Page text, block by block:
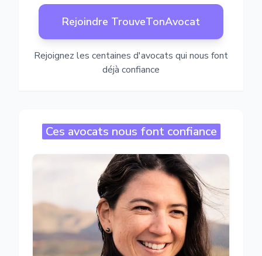
Rejoindre TrouveTonAvocat
Rejoignez les centaines d'avocats qui nous font
déjà confiance
Ces avocats nous font confiance